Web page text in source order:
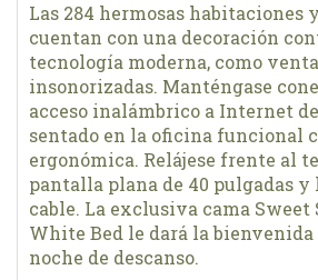
Las 284 hermosas habitaciones
cuentan con una decoración
tecnología moderna, como
insonorizadas. Manténgase
acceso inalámbrico a Internet
sentado en la oficina funcional
ergonómica. Relájese frente al
pantalla plana de 40 pulgadas y
cable. La exclusiva cama
White Bed le dará la bienvenida
noche de descanso.